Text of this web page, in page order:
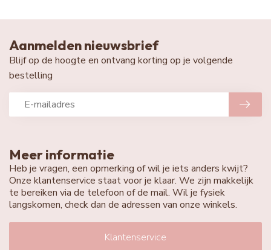
Meer informatie
Heb je vragen, een opmerking of wil je iets anders kwijt?
Onze klantenservice staat voor je klaar. We zijn makkelijk
te bereiken via de telefoon of de mail. Wil je fysiek
langskomen, check dan de adressen van onze winkels.
Klantenservice
Aanmelden nieuwsbrief
Blijf op de hoogte en ontvang korting op je volgende
bestelling